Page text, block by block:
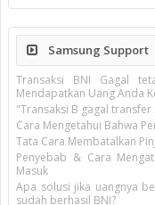
Samsung Support
Transaksi BNI Gagal
Mendapatkan Uang Anda
"Transaksi B gagal
Cara Mengetahui Bahwa
Tata Cara Membatalkan
Penyebab & Cara
Masuk
Apa solusi jika uangnya
sudah berhasil BNI?